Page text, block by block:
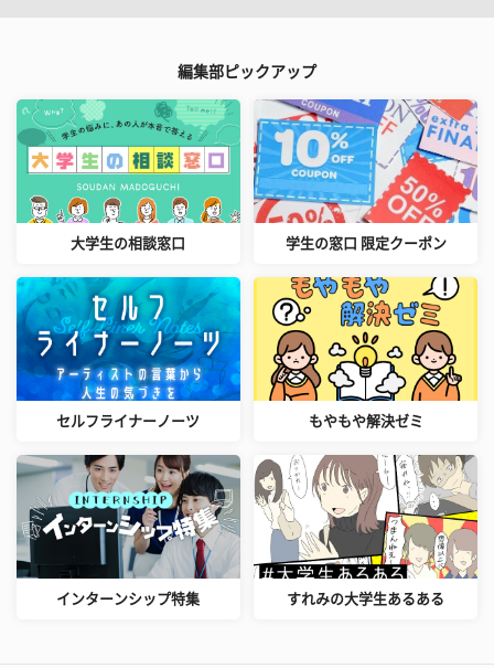
編集部ピックアップ
大学生の相談窓口 学生の窓口 限定クーポン
セルフライナーノーツ もやもや解決ゼミ
インターンシップ特集 すれみの大学生あるある